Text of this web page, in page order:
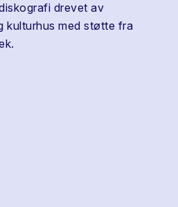
drevet av
kulturhus med støtte fra